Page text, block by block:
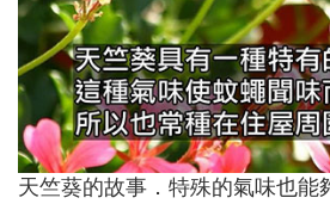
天竺葵的故事．特殊的氣味也能